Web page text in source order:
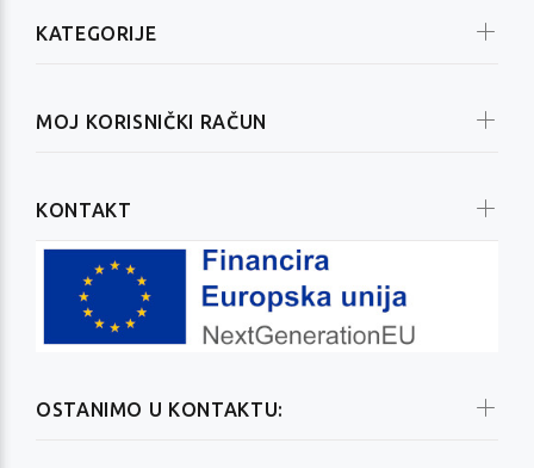
OSTANIMO U KONTAKTU:
KATEGORIJE
MOJ KORISNIČKI RAČUN
KONTAKT